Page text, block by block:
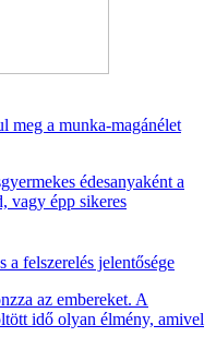
meg a munka-magánélet
édesanyaként a
vagy épp sikeres
a felszerelés jelentősége
az embereket. A
idő olyan élmény, amivel